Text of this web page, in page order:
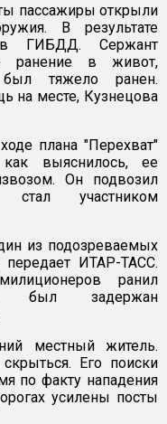
пассажиры открыли
В результате
ГИБДД. Сержант
ранение в живот,
тяжело ранен.
на месте, Кузнецова
плана "Перехват"
выяснилось, ее
Он подвозил
стал участником
из подозреваемых
ИТАР-ТАСС.
ранил
задержан
местный житель.
Его поиски
по факту нападения
усилены посты